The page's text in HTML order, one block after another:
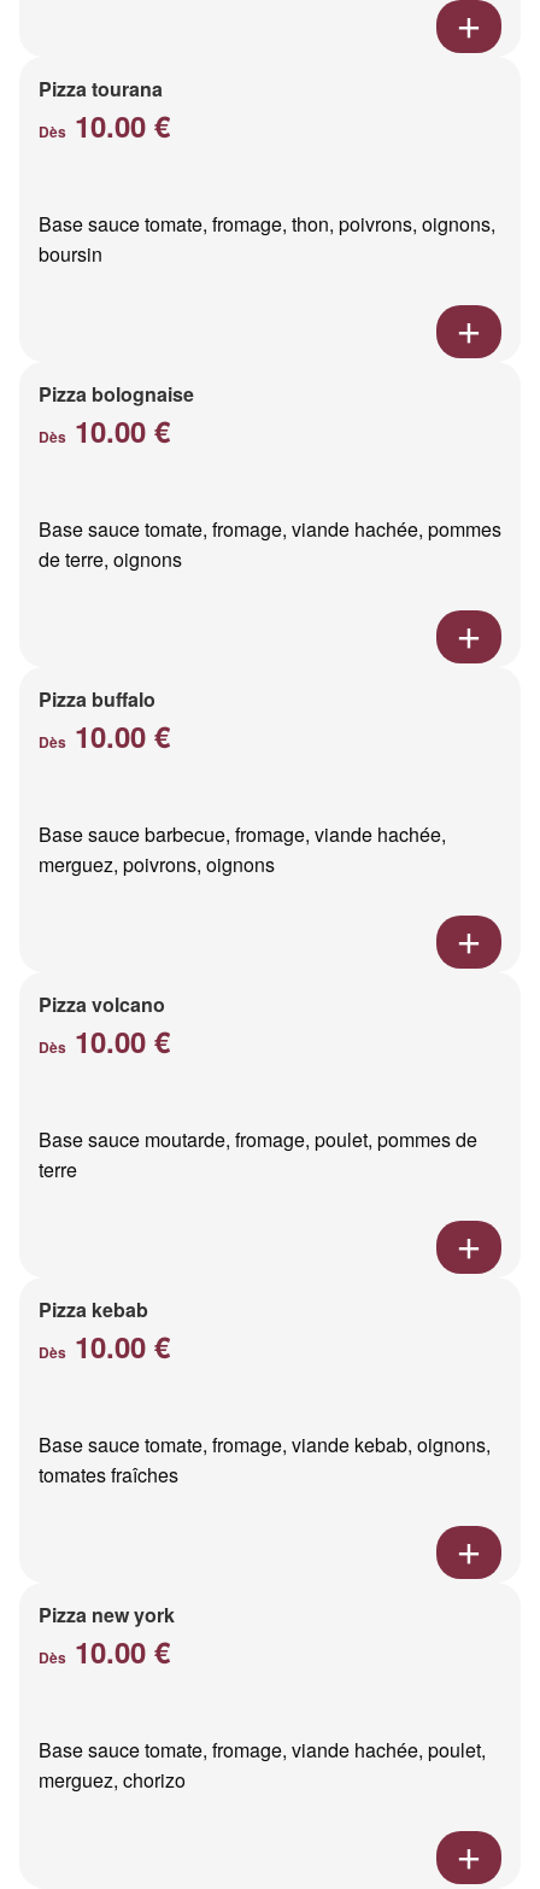
Pizza tourana
Dès 10.00 €
Base sauce tomate, fromage, thon, poivrons, oignons,
boursin
Pizza bolognaise
Dès 10.00 €
Base sauce tomate, fromage, viande hachée, pommes
de terre, oignons
Pizza buffalo
Dès 10.00 €
Base sauce barbecue, fromage, viande hachée,
merguez, poivrons, oignons
Pizza volcano
Dès 10.00 €
Base sauce moutarde, fromage, poulet, pommes de
terre
Pizza kebab
Dès 10.00 €
Base sauce tomate, fromage, viande kebab, oignons,
tomates fraîches
Pizza new york
Dès 10.00 €
Base sauce tomate, fromage, viande hachée, poulet,
merguez, chorizo